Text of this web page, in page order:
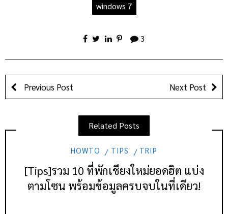
windows 7
3
Previous Post Next Post
Related Posts
HOWTO TIPS TRIP
[Tips]รวม 10 ที่พักเชียงใหม่ยอดฮิต แบ่ง
ตามโซน พร้อมข้อมูลครบจบในที่เดียว!